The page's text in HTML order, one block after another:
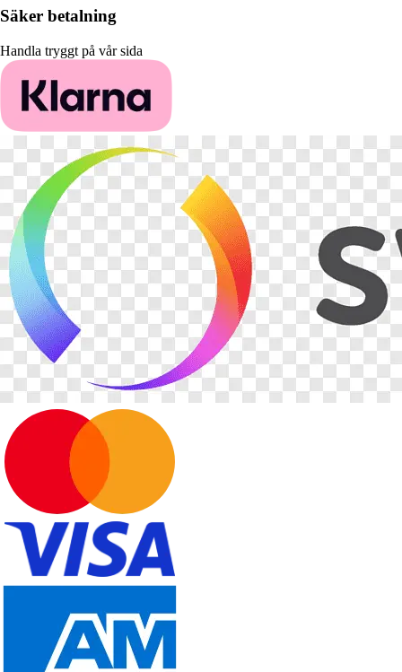
Säker betalning
Handla tryggt på vår sida